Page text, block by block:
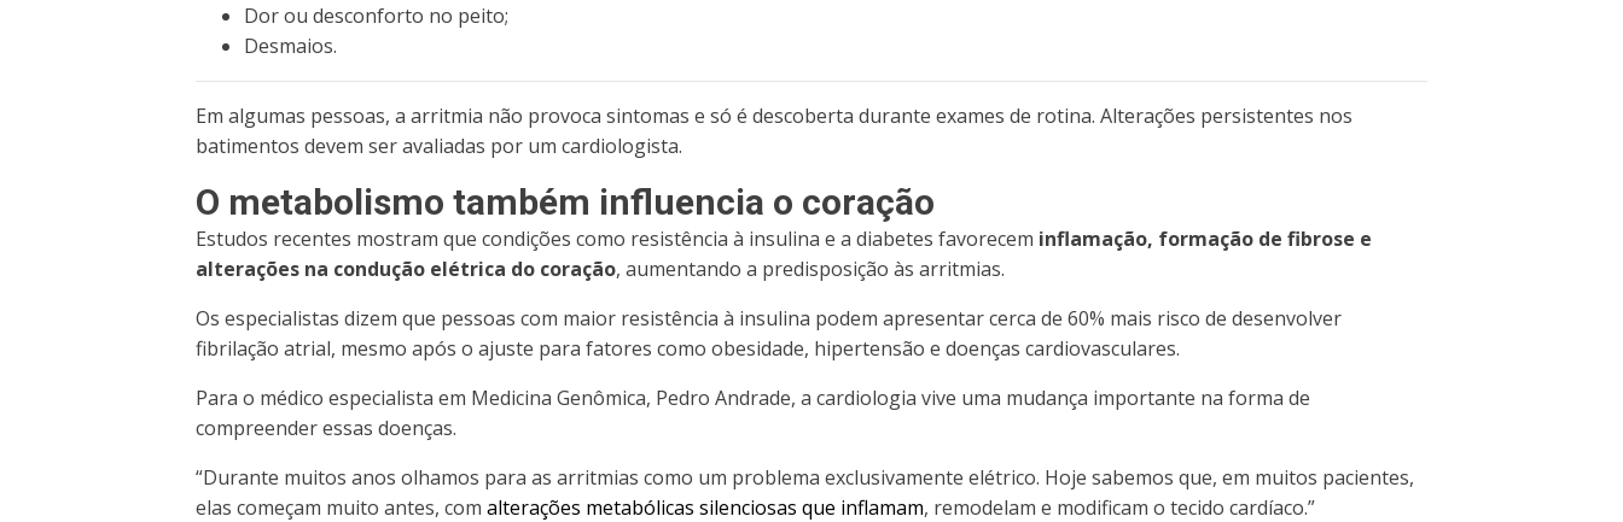
Dor ou desconforto no peito;
Desmaios.
Em algumas pessoas, a arritmia não provoca sintomas e só é descoberta durante exames de rotina. Alterações persistentes nos
batimentos devem ser avaliadas por um cardiologista.
O metabolismo também influencia o coração
Estudos recentes mostram que condições como resistência à insulina e a diabetes favorecem inflamação, formação de fibrose e
alterações na condução elétrica do coração, aumentando a predisposição às arritmias.
Os especialistas dizem que pessoas com maior resistência à insulina podem apresentar cerca de 60% mais risco de desenvolver
fibrilação atrial, mesmo após o ajuste para fatores como obesidade, hipertensão e doenças cardiovasculares.
Para o médico especialista em Medicina Genômica, Pedro Andrade, a cardiologia vive uma mudança importante na forma de
compreender essas doenças.
“Durante muitos anos olhamos para as arritmias como um problema exclusivamente elétrico. Hoje sabemos que, em muitos pacientes,
elas começam muito antes, com alterações metabólicas silenciosas que inflamam, remodelam e modificam o tecido cardíaco.”